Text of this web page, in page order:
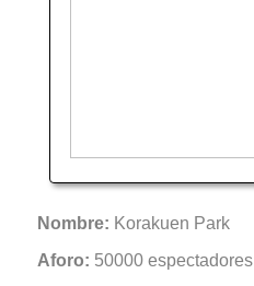
Nombre: Korakuen Park
Aforo: 50000 espectadores